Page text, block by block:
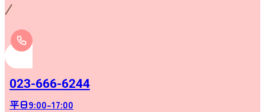
023-666-6244
平日9:00-17:00